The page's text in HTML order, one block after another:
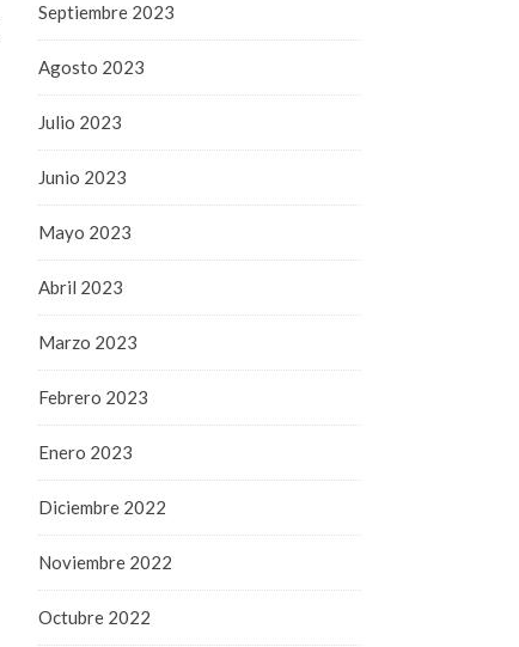
Septiembre 2023
Agosto 2023
Julio 2023
Junio 2023
Mayo 2023
Abril 2023
Marzo 2023
Febrero 2023
Enero 2023
Diciembre 2022
Noviembre 2022
Octubre 2022